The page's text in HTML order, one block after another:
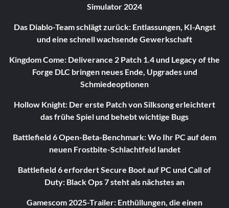
Simulator 2024
Das Diablo-Team schlägt zurück: Entlassungen, KI-Angst
und eine schnell wachsende Gewerkschaft
Kingdom Come: Deliverance 2 Patch 1.4 und Legacy of the
Forge DLC bringen neues Ende, Upgrades und
Schmiedeoptionen
Hollow Knight: Der erste Patch von Silksong erleichtert
das frühe Spiel und behebt wichtige Bugs
Battlefield 6 Open-Beta-Benchmark: Wo Ihr PC auf dem
neuen Frostbite-Schlachtfeld landet
Battlefield 6 erfordert Secure Boot auf PC und Call of
Duty: Black Ops 7 steht als nächstes an
Gamescom 2025-Trailer: Enthüllungen, die einen